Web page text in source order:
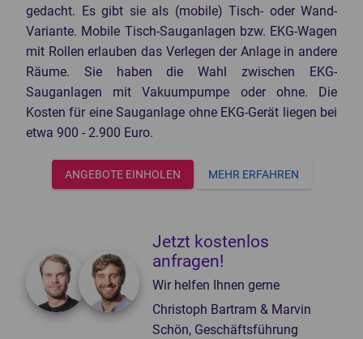
gedacht. Es gibt sie als (mobile) Tisch- oder Wand-
Variante. Mobile Tisch-Sauganlagen bzw. EKG-Wagen
mit Rollen erlauben das Verlegen der Anlage in andere
Räume. Sie haben die Wahl zwischen EKG-
Sauganlagen mit Vakuumpumpe oder ohne. Die
Kosten für eine Sauganlage ohne EKG-Gerät liegen bei
etwa 900 - 2.900 Euro.
ANGEBOTE EINHOLEN MEHR ERFAHREN
Jetzt kostenlos
anfragen!
Wir helfen Ihnen gerne
Christoph Bartram & Marvin
Schön, Geschäftsführung